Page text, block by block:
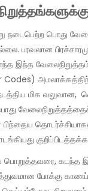
பரவலான
இந்த
மிக வலுவான,
போக்கு